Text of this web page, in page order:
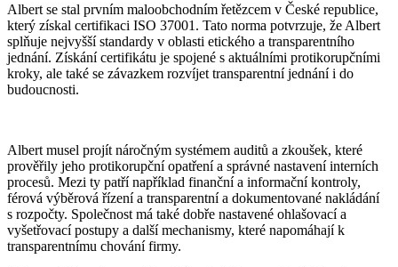
Albert se stal prvním maloobchodním řetězcem v České republice,
který získal certifikaci ISO 37001. Tato norma potvrzuje, že Albert
splňuje nejvyšší standardy v oblasti etického a transparentního
jednání. Získání certifikátu je spojené s aktuálními protikorupčními
kroky, ale také se závazkem rozvíjet transparentní jednání i do
budoucnosti.
Albert musel projít náročným systémem auditů a zkoušek, které
prověřily jeho protikorupční opatření a správné nastavení interních
procesů. Mezi ty patří například finanční a informační kontroly,
férová výběrová řízení a transparentní a dokumentované nakládání
s rozpočty. Společnost má také dobře nastavené ohlašovací a
vyšetřovací postupy a další mechanismy, které napomáhají k
transparentnímu chování firmy.